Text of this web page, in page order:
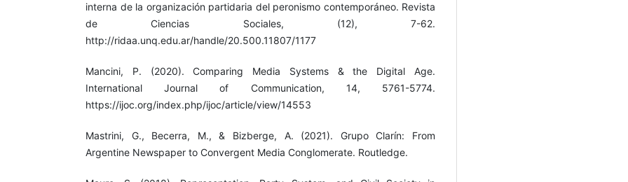
interna de la organización partidaria del peronismo contemporáneo. Revista
de Ciencias Sociales, (12), 7-62.
http://ridaa.unq.edu.ar/handle/20.500.11807/1177
Mancini, P. (2020). Comparing Media Systems & the Digital Age.
International Journal of Communication, 14, 5761-5774.
https://ijoc.org/index.php/ijoc/article/view/14553
Mastrini, G., Becerra, M., & Bizberge, A. (2021). Grupo Clarín: From
Argentine Newspaper to Convergent Media Conglomerate. Routledge.